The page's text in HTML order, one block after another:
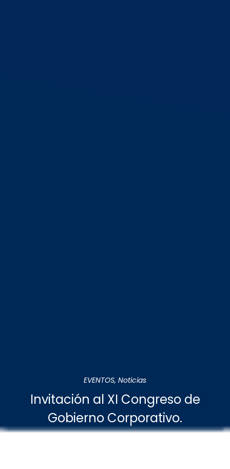
EVENTOS, Noticias
Invitación al XI Congreso de
Gobierno Corporativo.